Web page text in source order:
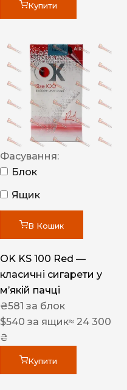
Купити
Фасування:
Блок
Ящик
В Кошик
OK KS 100 Red —
класичні сигарети у
м’якій пачці
₴581 за блок
$540 за ящик≈ 24 300
₴
Купити